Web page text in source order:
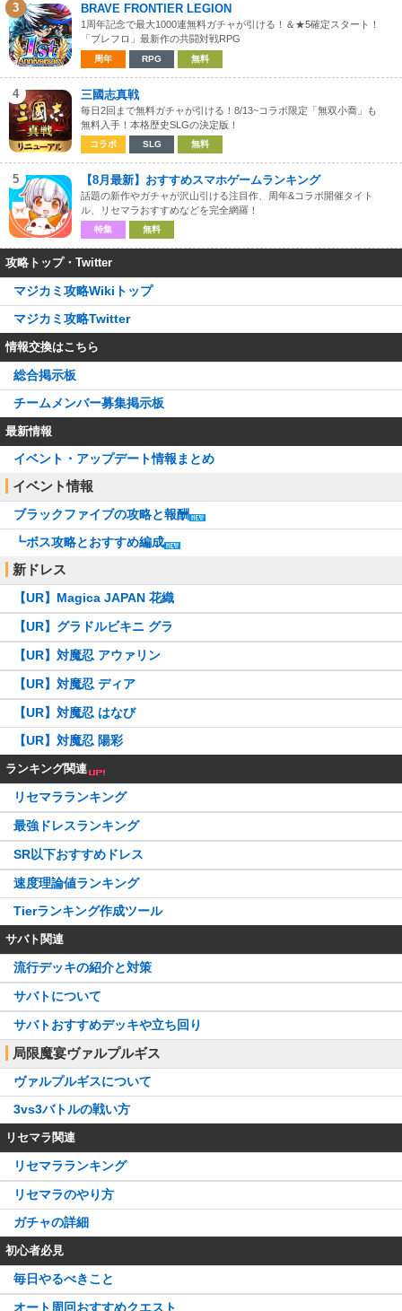
3 BRAVE FRONTIER LEGION
1周年記念で最大1000連無料ガチャが引ける！＆★5確定スタート！
「ブレフロ」最新作の共闘対戦RPG
周年 RPG 無料
4 三國志真戦
毎日2回まで無料ガチャが引ける！8/13~コラボ限定「無双小喬」も
無料入手！本格歴史SLGの決定版！
コラボ SLG 無料
5 【8月最新】おすすめスマホゲームランキング
話題の新作やガチャが沢山引ける注目作、周年&コラボ開催タイト
ル、リセマラおすすめなどを完全網羅！
特集 無料
攻略トップ・Twitter
マジカミ攻略Wikiトップ
マジカミ攻略Twitter
情報交換はこちら
総合掲示板
チームメンバー募集掲示板
最新情報
イベント・アップデート情報まとめ
イベント情報
ブラックファイブの攻略と報酬
┗ボス攻略とおすすめ編成
新ドレス
【UR】Magica JAPAN 花織
【UR】グラドルビキニ グラ
【UR】対魔忍 アウァリン
【UR】対魔忍 ディア
【UR】対魔忍 はなび
【UR】対魔忍 陽彩
ランキング関連
リセマラランキング
最強ドレスランキング
SR以下おすすめドレス
速度理論値ランキング
Tierランキング作成ツール
サバト関連
流行デッキの紹介と対策
サバトについて
サバトおすすめデッキや立ち回り
局限魔宴ヴァルプルギス
ヴァルプルギスについて
3vs3バトルの戦い方
リセマラ関連
リセマラランキング
リセマラのやり方
ガチャの詳細
初心者必見
毎日やるべきこと
オート周回おすすめクエスト